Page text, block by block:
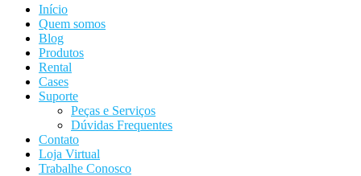
Início
Quem somos
Blog
Produtos
Rental
Cases
Suporte
Peças e Serviços
Dúvidas Frequentes
Contato
Loja Virtual
Trabalhe Conosco